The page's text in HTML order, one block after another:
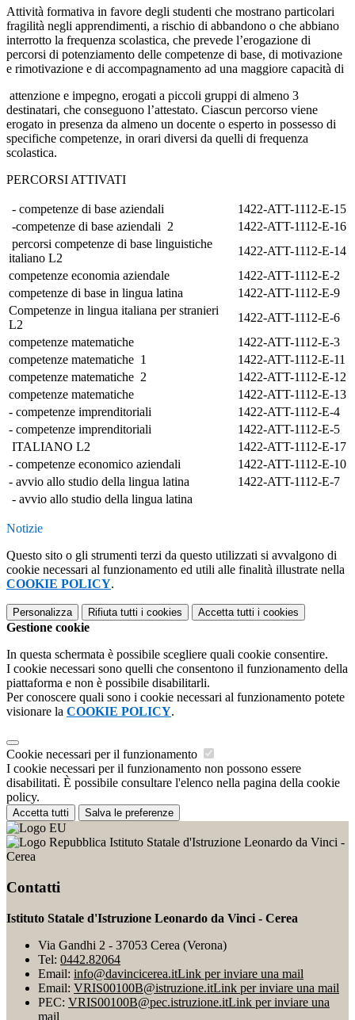
Attività formativa in favore degli studenti che mostrano particolari
fragilità negli apprendimenti, a rischio di abbandono o che abbiano
interrotto la frequenza scolastica, che prevede l’erogazione di
percorsi di potenziamento delle competenze di base, di motivazione
e rimotivazione e di accompagnamento ad una maggiore capacità di
attenzione e impegno, erogati a piccoli gruppi di almeno 3
destinatari, che conseguono l’attestato. Ciascun percorso viene
erogato in presenza da almeno un docente o esperto in possesso di
specifiche competenze, in orari diversi da quelli di frequenza
scolastica.
PERCORSI ATTIVATI
- competenze di base aziendali
1422-ATT-1112-E-15
-competenze di base aziendali 2
1422-ATT-1112-E-16
percorsi competenze di base linguistiche
italiano L2
1422-ATT-1112-E-14
competenze economia aziendale
1422-ATT-1112-E-2
competenze di base in lingua latina
1422-ATT-1112-E-9
Competenze in lingua italiana per stranieri
L2
1422-ATT-1112-E-6
competenze matematiche
1422-ATT-1112-E-3
competenze matematiche 1
1422-ATT-1112-E-11
competenze matematiche 2
1422-ATT-1112-E-12
competenze matematiche
1422-ATT-1112-E-13
- competenze imprenditoriali
1422-ATT-1112-E-4
- competenze imprenditoriali
1422-ATT-1112-E-5
ITALIANO L2
1422-ATT-1112-E-17
- competenze economico aziendali
1422-ATT-1112-E-10
- avvio allo studio della lingua latina
1422-ATT-1112-E-7
- avvio allo studio della lingua latina
Notizie
Questo sito o gli strumenti terzi da questo utilizzati si avvalgono di
cookie necessari al funzionamento ed utili alle finalità illustrate nella
COOKIE POLICY.
Personalizza Rifiuta tutti i cookies Accetta tutti i cookies
Gestione cookie
In questa schermata è possibile scegliere quali cookie consentire.
I cookie necessari sono quelli che consentono il funzionamento della
piattaforma e non è possibile disabilitarli.
Per conoscere quali sono i cookie necessari al funzionamento potete
visionare la COOKIE POLICY.
Cookie necessari per il funzionamento
I cookie necessari per il funzionamento non possono essere
disabilitati. È possibile consultare l'elenco nella pagina della cookie
policy.
Accetta tutti Salva le preferenze
Istituto Statale d'Istruzione Leonardo da Vinci -
Cerea
Contatti
Istituto Statale d'Istruzione Leonardo da Vinci - Cerea
Via Gandhi 2 - 37053 Cerea (Verona)
Tel: 0442.82064
Email: info@davincicerea.itLink per inviare una mail
Email: VRIS00100B@istruzione.itLink per inviare una mail
PEC: VRIS00100B@pec.istruzione.itLink per inviare una
mail